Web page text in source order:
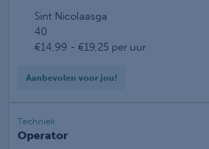
Sint Nicolaasga
40
€14,99 - €19,25 per uur
Aanbevolen voor jou!
Techniek
Operator